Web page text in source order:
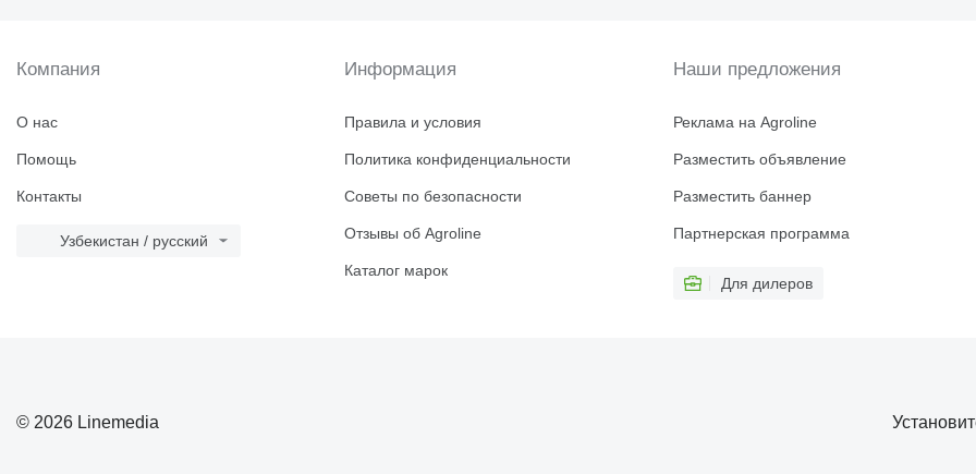
Компания
О нас
Помощь
Контакты
Узбекистан / русский
Информация
Правила и условия
Политика конфиденциальности
Советы по безопасности
Отзывы об Agroline
Каталог марок
Наши предложения
Реклама на Agroline
Разместить объявление
Разместить баннер
Партнерская программа
Для дилеров
© 2026 Linemedia